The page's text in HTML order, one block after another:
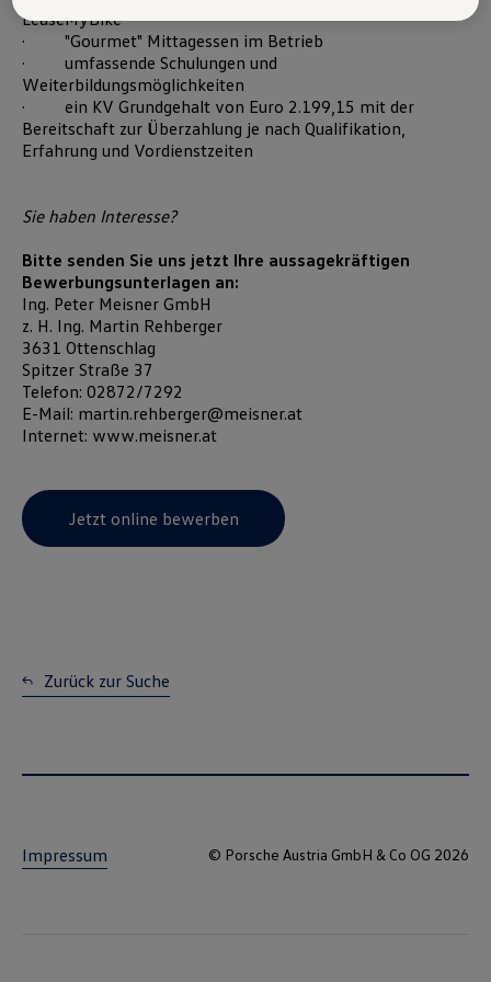
LeaseMyBike
· "Gourmet" Mittagessen im Betrieb
· umfassende Schulungen und
Weiterbildungsmöglichkeiten
· ein KV Grundgehalt von Euro 2.199,15 mit der
Bereitschaft zur Überzahlung je nach Qualifikation,
Erfahrung und Vordienstzeiten
Sie haben Interesse?
Bitte senden Sie uns jetzt Ihre aussagekräftigen
Bewerbungsunterlagen an:
Ing. Peter Meisner GmbH
z. H. Ing. Martin Rehberger
3631 Ottenschlag
Spitzer Straße 37
Telefon: 02872/7292
E-Mail: martin.rehberger@meisner.at
Internet: www.meisner.at
Jetzt online bewerben
Zurück zur Suche
Impressum © Porsche Austria GmbH & Co OG 2026
Sie in der Cookie-Richtlinie oder in den Cookie-Einstellungen. Sie
finden die Cookie-Einstellungen am Ende der Webseite.
Hinweis zu Cookies für Marketingzwecke:
verwendet um personalisierte Werbung auszuspielen. Sofern Sie über
einen von uns personalisierten Link auf unsere Website gelangen,
können Ihre erzeugten Daten, sofern Sie dem explizit zugestimmt
(„Cookies mit Marketingzwecke“) haben, von Ihrem zugeordneten
Händler bzw. im Falle eines Porsche Betriebs, Porsche Inter Auto